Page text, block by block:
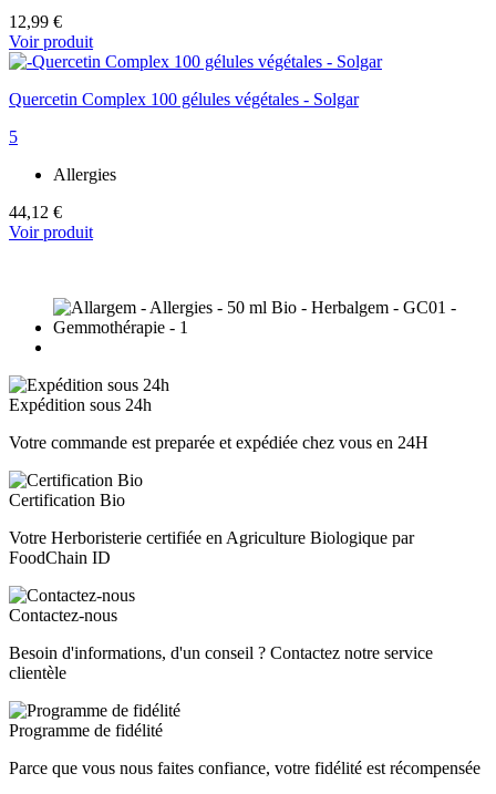
12,99 €
Voir produit
Quercetin Complex 100 gélules végétales - Solgar
5
Allergies
44,12 €
Voir produit
Expédition sous 24h
Votre commande est preparée et expédiée chez vous en 24H
Certification Bio
Votre Herboristerie certifiée en Agriculture Biologique par
FoodChain ID
Contactez-nous
Besoin d'informations, d'un conseil ? Contactez notre service
clientèle
Programme de fidélité
Parce que vous nous faites confiance, votre fidélité est récompensée